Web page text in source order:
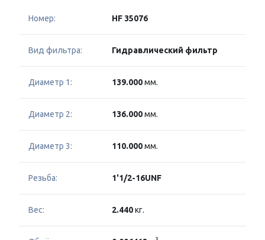
Номер: HF 35076
Вид фильтра: Гидравлический фильтр
Диаметр 1: 139.000мм.
Диаметр 2: 136.000мм.
Диаметр 3: 110.000мм.
Резьба: 1'1/2-16UNF
Вес: 2.440кг.